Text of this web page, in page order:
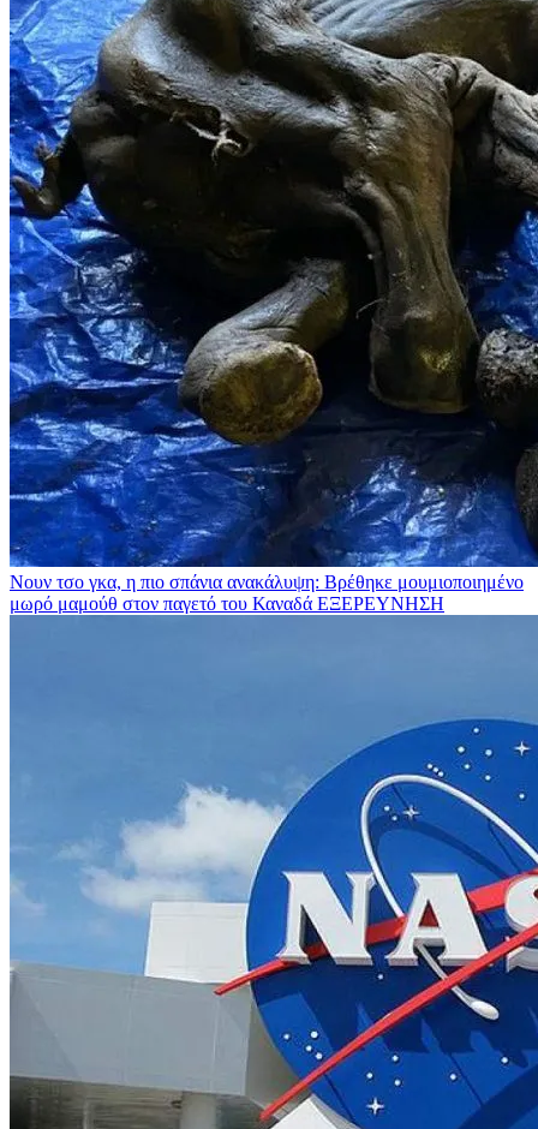
Νουν τσο γκα, η πιο σπάνια ανακάλυψη: Βρέθηκε μουμιοποιημένο
μωρό μαμούθ στον παγετό του Καναδά ΕΞΕΡΕΥΝΗΣΗ